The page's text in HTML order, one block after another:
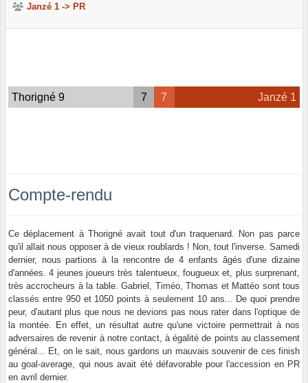
Janzé 1 -> PR
Thorigné 9 7 7 Janzé 1
Compte-rendu
Ce déplacement à Thorigné avait tout d'un traquenard. Non pas parce
qu'il allait nous opposer à de vieux roublards ! Non, tout l'inverse. Samedi
dernier, nous partions à la rencontre de 4 enfants âgés d'une dizaine
d'années. 4 jeunes joueurs très talentueux, fougueux et, plus surprenant,
très accrocheurs à la table. Gabriel, Timéo, Thomas et Mattéo sont tous
classés entre 950 et 1050 points à seulement 10 ans... De quoi prendre
peur, d'autant plus que nous ne devions pas nous rater dans l'optique de
la montée. En effet, un résultat autre qu'une victoire permettrait à nos
adversaires de revenir à notre contact, à égalité de points au classement
général... Et, on le sait, nous gardons un mauvais souvenir de ces finish
au goal-average, qui nous avait été défavorable pour l'accession en PR
en avril dernier.